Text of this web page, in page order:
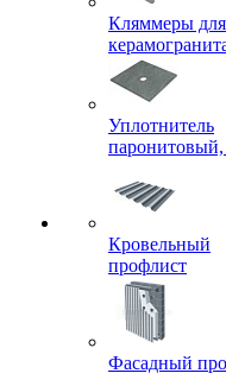
Кляммеры для
Уплотнитель
Кровельный
профлист
Фасадный